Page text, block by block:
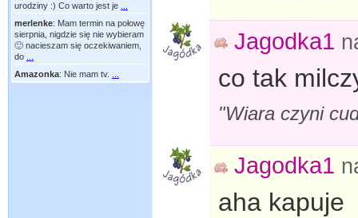
urodziny :) Co warto jest je
merlenke: Mam termin na połowę
sierpnia, nigdzie się nie wybieram
🙂 nacieszam się oczekiwaniem,
do
Amazonka: Nie mam tv.
Jagodka1
co tak
"Wiara czyni
Jagodka1
aha kapuje